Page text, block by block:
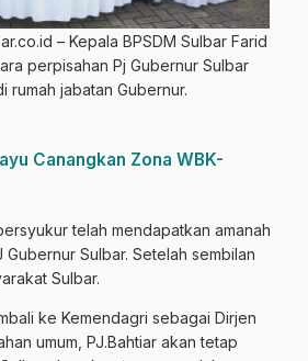
– Kepala BPSDM Sulbar Farid
perpisahan Pj Gubernur Sulbar
rumah jabatan Gubernur.
Canangkan Zona WBK-
telah mendapatkan amanah
Sulbar. Setelah sembilan
Sulbar.
ke Kemendagri sebagai Dirjen
umum, PJ.Bahtiar akan tetap